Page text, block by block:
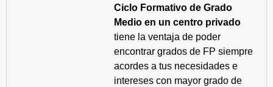
Ciclo Formativo de Grado
Medio en un centro privado
tiene la ventaja de poder
encontrar grados de FP siempre
acordes a tus necesidades e
intereses con mayor grado de